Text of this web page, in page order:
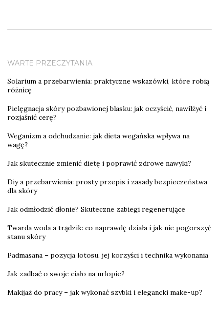
WARTE PRZECZYTANIA
Solarium a przebarwienia: praktyczne wskazówki, które robią
różnicę
Pielęgnacja skóry pozbawionej blasku: jak oczyścić, nawilżyć i
rozjaśnić cerę?
Weganizm a odchudzanie: jak dieta wegańska wpływa na
wagę?
Jak skutecznie zmienić dietę i poprawić zdrowe nawyki?
Diy a przebarwienia: prosty przepis i zasady bezpieczeństwa
dla skóry
Jak odmłodzić dłonie? Skuteczne zabiegi regenerujące
Twarda woda a trądzik: co naprawdę działa i jak nie pogorszyć
stanu skóry
Padmasana – pozycja lotosu, jej korzyści i technika wykonania
Jak zadbać o swoje ciało na urlopie?
Makijaż do pracy – jak wykonać szybki i elegancki make-up?